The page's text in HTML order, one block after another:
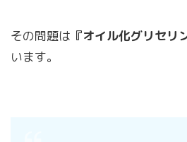
その問題は 『オイル化グリセリ
います。